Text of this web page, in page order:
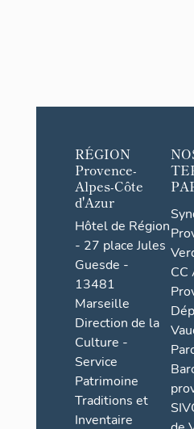
RÉGION
Provence-
Alpes-Côte
d'Azur
Hôtel de Région
- 27 place Jules
Guesde -
13481
Marseille
Direction de la
Culture -
Service
Patrimoine
Traditions et
Inventaire
CC